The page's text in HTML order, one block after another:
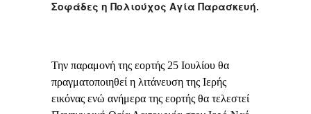
Σοφάδες η Πολιούχος Αγία Παρασκευή.
Την παραμονή της εορτής 25 Ιουλίου θα
πραγματοποιηθεί η λιτάνευση της Ιερής
εικόνας ενώ ανήμερα της εορτής θα τελεστεί